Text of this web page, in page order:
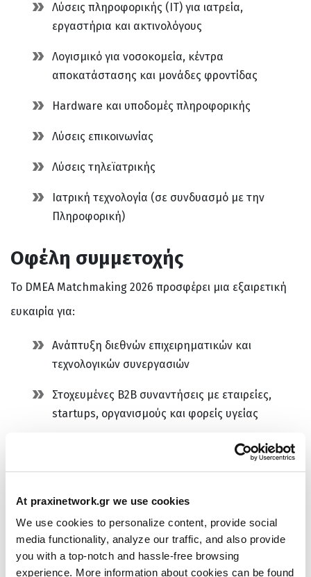
At praxinetwork.gr we use cookies
We use cookies to personalize content, provide social
media functionality, analyze our traffic, and also provide
you with a top-notch and hassle-free browsing
experience. More information about cookies can be found
Λύσεις πληροφορικής (IT) για ιατρεία,
εργαστήρια και ακτινολόγους
Λογισμικό για νοσοκομεία, κέντρα
αποκατάστασης και μονάδες φροντίδας
Hardware και υποδομές πληροφορικής
Λύσεις επικοινωνίας
Λύσεις τηλεϊατρικής
Ιατρική τεχνολογία (σε συνδυασμό με την
Πληροφορική)
Οφέλη συμμετοχής
Το DMEA Matchmaking 2026 προσφέρει μια εξαιρετική
ευκαιρία για:
Ανάπτυξη διεθνών επιχειρηματικών και
τεχνολογικών συνεργασιών
Στοχευμένες B2B συναντήσεις με εταιρείες,
startups, οργανισμούς και φορείς υγείας
Ενίσχυση της διεθνούς παρουσίας και
Επαφή με την ευρωπαϊκή αγορά και τις
τελευταίες τεχνολογικές τάσεις